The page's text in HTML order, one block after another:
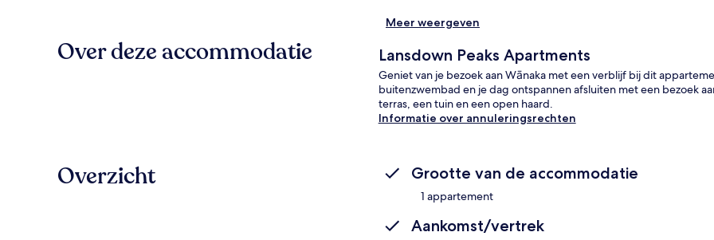
Meer weergeven
Over deze accommodatie Lansdown Peaks Apartments
Geniet van je bezoek aan Wānaka met een verblijf bij dit
buitenzwembad en je dag ontspannen afsluiten met een bezoek
terras, een tuin en een open haard.
Informatie over annuleringsrechten
Overzicht Grootte van de accommodatie
1 appartement
Aankomst/vertrek